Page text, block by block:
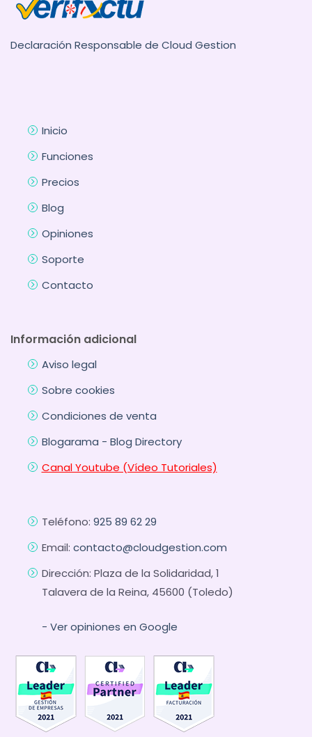
Declaración Responsable de Cloud Gestion
Inicio
Funciones
Precios
Blog
Opiniones
Soporte
Contacto
Información adicional
Aviso legal
Sobre cookies
Condiciones de venta
Blogarama - Blog Directory
Canal Youtube (Vídeo Tutoriales)
Teléfono: 925 89 62 29
Email: contacto@cloudgestion.com
Dirección: Plaza de la Solidaridad, 1
Talavera de la Reina, 45600 (Toledo)
- Ver opiniones en Google